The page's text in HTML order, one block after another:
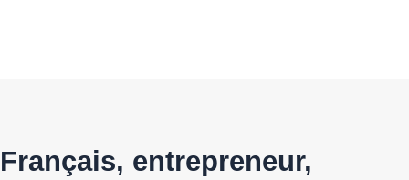
Français, entrepreneur,